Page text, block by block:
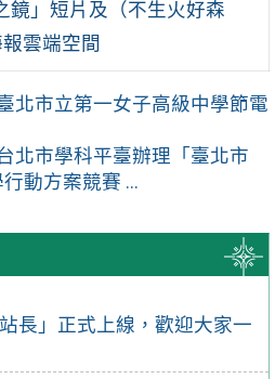
長」正式上線，歡迎大家一
鏡」短片及（不生火好森
雲端空間
北市立第一女子高級中學節電
北市學科平臺辦理「臺北市
動方案競賽 ...